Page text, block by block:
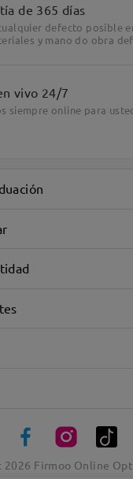
de 365 días
defecto posible
y mano do obra
vivo 24/7
siempre online para
2026 Firmoo Online